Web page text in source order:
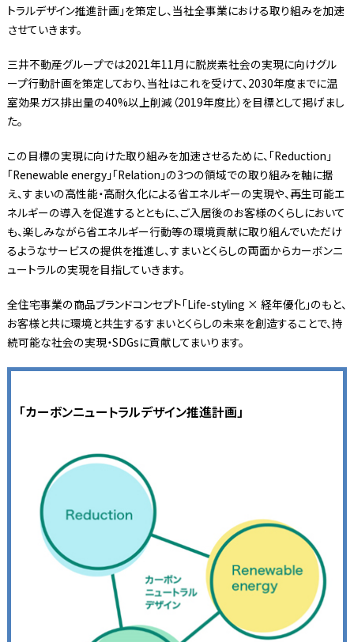
トラルデザイン推進計画」を策定し、当社全事業における取り組みを加速
させていきます。
三井不動産グループでは2021年11月に脱炭素社会の実現に向けグル
ープ行動計画を策定しており、当社はこれを受けて、2030年度までに温
室効果ガス排出量の40%以上削減（2019年度比）を目標として掲げまし
た。
この目標の実現に向けた取り組みを加速させるために、「Reduction」
「Renewable energy」「Relation」の3つの領域での取り組みを軸に据
え、すまいの高性能・高耐久化による省エネルギーの実現や、再生可能エ
ネルギーの導入を促進するとともに、ご入居後のお客様のくらしにおいて
も、楽しみながら省エネルギー行動等の環境貢献に取り組んでいただけ
るようなサービスの提供を推進し、すまいとくらしの両面からカーボンニ
ュートラルの実現を目指していきます。
全住宅事業の商品ブランドコンセプト「Life-styling × 経年優化」のもと、
お客様と共に環境と共生するすまいとくらしの未来を創造することで、持
続可能な社会の実現・SDGsに貢献してまいります。
「カーボンニュートラルデザイン推進計画」